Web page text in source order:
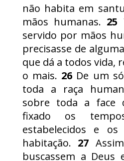
não habita em
mãos humanas. 25
servido por mãos
precisasse de
que dá a todos vida,
o mais. 26 De um
toda a raça
sobre toda a face
fixado os
estabelecidos e
habitação. 27
buscassem a